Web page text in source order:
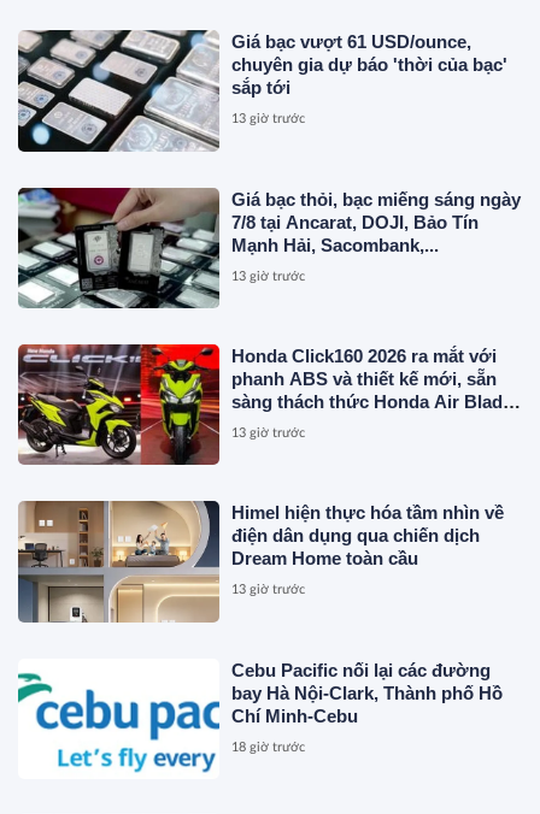
Giá bạc vượt 61 USD/ounce,
chuyên gia dự báo 'thời của bạc'
sắp tới
13 giờ trước
Giá bạc thỏi, bạc miếng sáng ngày
7/8 tại Ancarat, DOJI, Bảo Tín
Mạnh Hải, Sacombank,...
13 giờ trước
Honda Click160 2026 ra mắt với
phanh ABS và thiết kế mới, sẵn
sàng thách thức Honda Air Blade
và Yamaha NVX
13 giờ trước
Himel hiện thực hóa tầm nhìn về
điện dân dụng qua chiến dịch
Dream Home toàn cầu
13 giờ trước
Cebu Pacific nối lại các đường
bay Hà Nội-Clark, Thành phố Hồ
Chí Minh-Cebu
18 giờ trước